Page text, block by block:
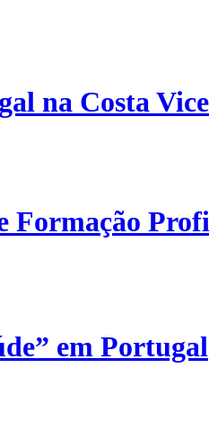
na Costa
em Portugal